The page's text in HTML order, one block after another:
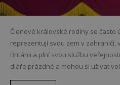
Členové královské rodiny se často
reprezentují svou zem v zahraničí,
Británii a plní svou službu
diáře prázdné a mohou si užívat